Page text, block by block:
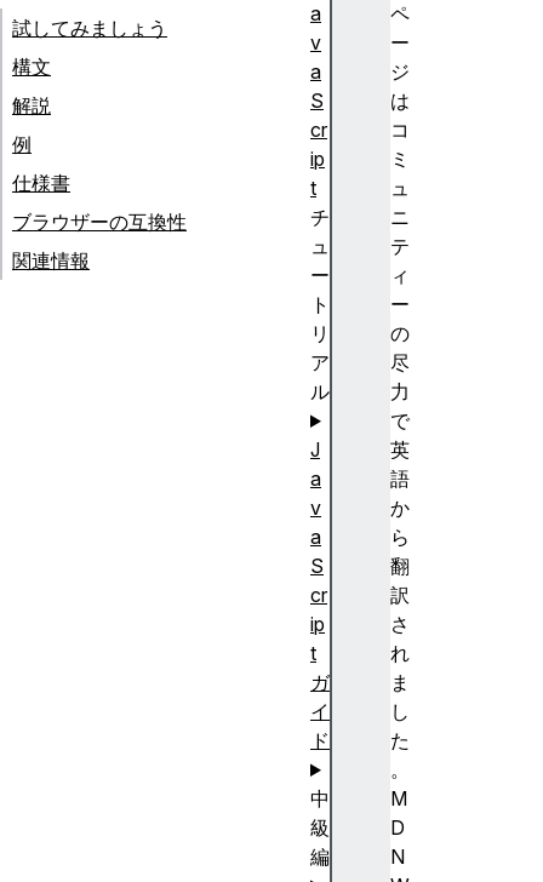
ペ
ー
ジ
は
コ
ミ
ュ
ニ
テ
ィ
ー
の
尽
力
で
英
語
か
ら
翻
訳
さ
れ
ま
し
た
。
M
D
N
試してみましょう
構文
解説
例
仕様書
ブラウザーの互換性
関連情報
a
v
a
S
cr
ip
t
チ
ュ
ー
ト
リ
ア
ル
J
a
v
a
S
cr
ip
t
ガ
イ
ド
中
級
編